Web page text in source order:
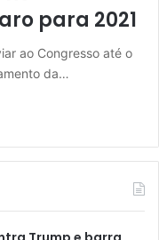
para 2021
ao Congresso até o
da…